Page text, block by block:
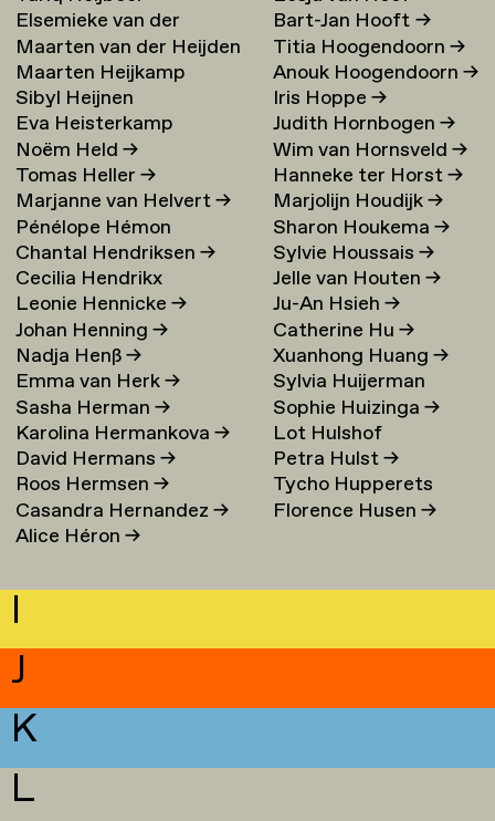
Elsemieke van der
Heijden→
Maarten van der Heijden
→
Maarten Heijkamp
Sibyl Heijnen
Eva Heisterkamp
Noëm Held→
Tomas Heller→
Marjanne van Helvert→
Pénélope Hémon
Chantal Hendriksen→
Cecilia Hendrikx
Leonie Hennicke→
Johan Henning→
Nadja Henß→
Emma van Herk→
Sasha Herman→
Karolina Hermankova→
David Hermans→
Roos Hermsen→
Casandra Hernandez→
Alice Héron→
Bart-Jan Hooft→
Titia Hoogendoorn→
Anouk Hoogendoorn→
Iris Hoppe→
Judith Hornbogen→
Wim van Hornsveld→
Hanneke ter Horst→
Marjolijn Houdijk→
Sharon Houkema→
Sylvie Houssais→
Jelle van Houten→
Ju-An Hsieh→
Catherine Hu→
Xuanhong Huang→
Sylvia Huijerman
Sophie Huizinga→
Lot Hulshof
Petra Hulst→
Tycho Hupperets
Florence Husen→
I
J
K
L